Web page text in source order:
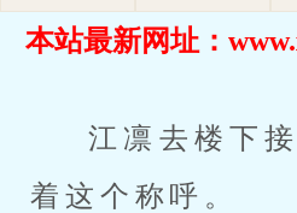
本站最新网址：
江凛去楼下
着这个称呼。